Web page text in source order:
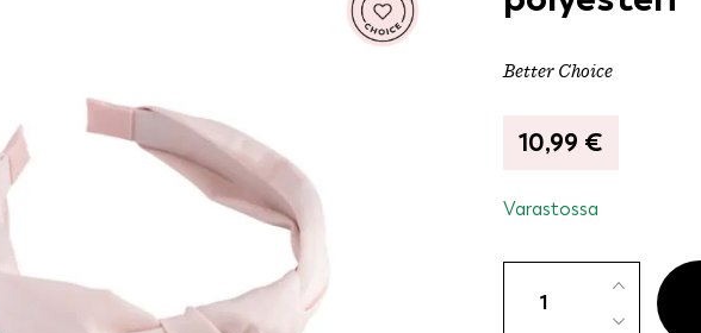
Better Choice
10,99 €
Varastossa
puuteri